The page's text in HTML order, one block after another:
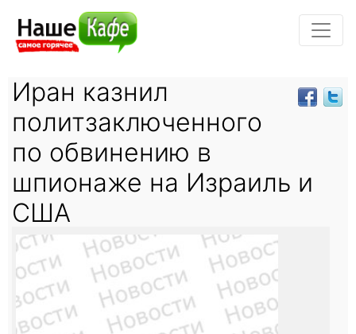
Иран казнил
политзаключенного
по обвинению в
шпионаже на Израиль и
США